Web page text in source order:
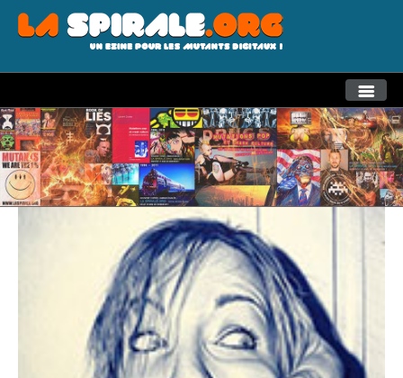
THEMES
RECHERCHE AVANCEE
LA SPIRALE